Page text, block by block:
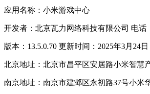
应用名称：小米游戏中心
开发者：北京瓦力网络科技有限公司 电话
版本：13.5.0.70 更新时间：2025年3月24日
北京地址：北京市昌平区安居路小米智慧
南京地址：南京市建邺区永初路37号小米